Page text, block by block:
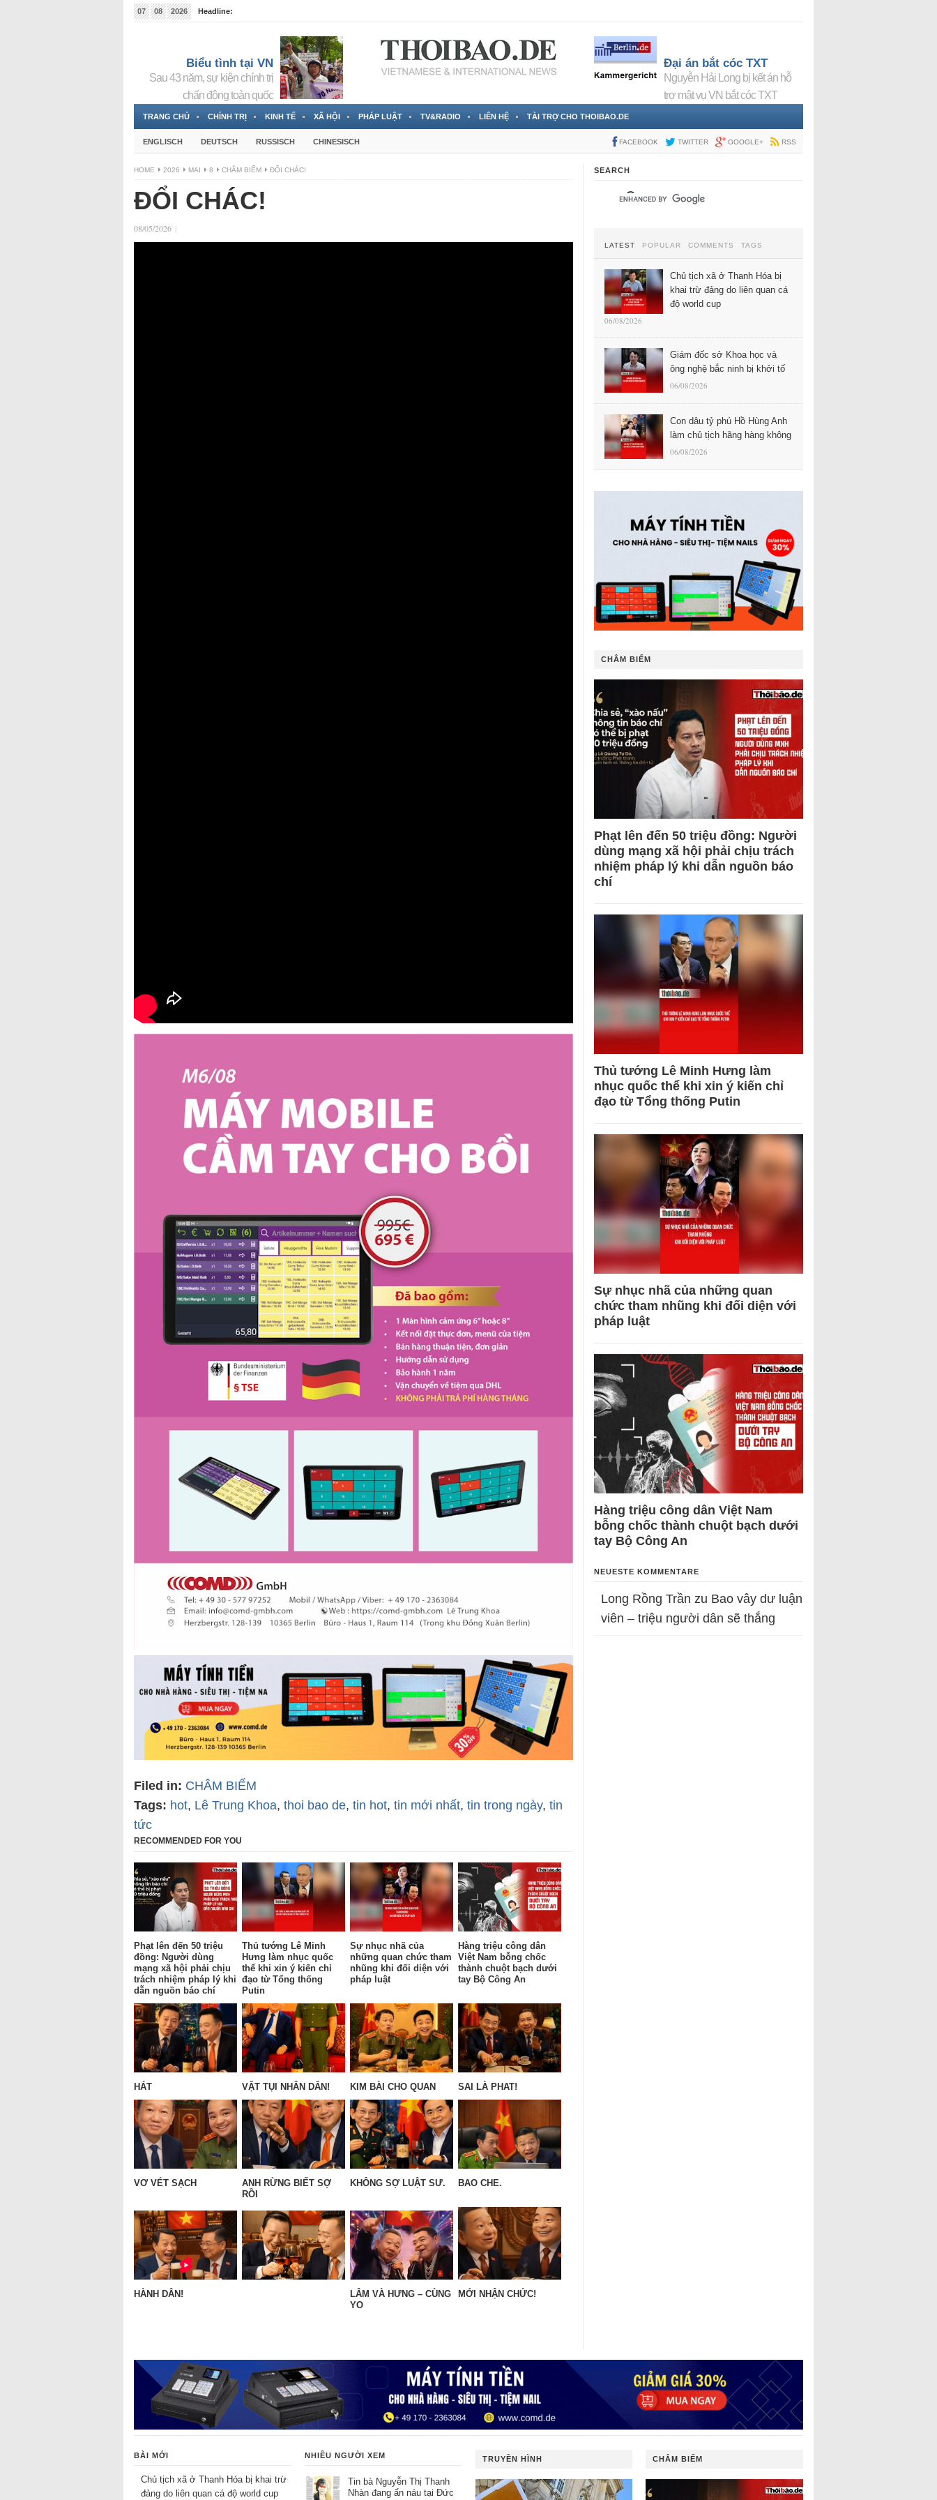
07 08 2026
Headline:
Biểu tình tại VN
Sau 43 năm, sự kiện chính trị
chấn động toàn quốc
Đại án bắt cóc TXT
Nguyễn Hải Long bị kết án hỗ
trợ mật vụ VN bắt cóc TXT
TRANG CHỦ CHÍNH TRỊ KINH TẾ XÃ HỘI PHÁP LUẬT TV&RADIO LIÊN HỆ TÀI TRỢ CHO THOIBAO.DE
ENGLISCH DEUTSCH RUSSISCH CHINESISCH FACEBOOK TWITTER GOOGLE+ RSS
HOME 2026 MAI 8 CHÂM BIẾM ĐỔI CHÁC!
ĐỔI CHÁC!
08/05/2026 |
Filed in: CHÂM BIẾM
Tags: hot, Lê Trung Khoa, thoi bao de, tin hot, tin mới nhất, tin trong ngày, tin
tức
RECOMMENDED FOR YOU
Phạt lên đến 50 triệu
đồng: Người dùng
mạng xã hội phải chịu
trách nhiệm pháp lý khi
dẫn nguồn báo chí
Thủ tướng Lê Minh
Hưng làm nhục quốc
thể khi xin ý kiến chỉ
đạo từ Tổng thống
Putin
Sự nhục nhã của
những quan chức tham
nhũng khi đối diện với
pháp luật
Hàng triệu công dân
Việt Nam bỗng chốc
thành chuột bạch dưới
tay Bộ Công An
HÁT VẶT TỤI NHÂN DÂN! KIM BÀI CHO QUAN SAI LÀ PHAT!
VƠ VÉT SẠCH
ANH RỪNG BIẾT SỢ
RỒI
KHÔNG SỢ LUẬT SƯ. BAO CHE.
HÀNH DÂN!
LÂM VÀ HƯNG – CÙNG
YO
MỚI NHẬN CHỨC!
SEARCH
LATEST POPULAR COMMENTS TAGS
Chủ tịch xã ở Thanh Hóa bị
khai trừ đảng do liên quan cá
độ world cup
06/08/2026
Giám đốc sở Khoa học và
ông nghệ bắc ninh bị khởi tố
06/08/2026
Con dâu tỷ phú Hồ Hùng Anh
làm chủ tịch hãng hàng không
06/08/2026
CHÂM BIẾM
Phạt lên đến 50 triệu đồng: Người
dùng mạng xã hội phải chịu trách
nhiệm pháp lý khi dẫn nguồn báo
chí
Thủ tướng Lê Minh Hưng làm
nhục quốc thể khi xin ý kiến chỉ
đạo từ Tổng thống Putin
Sự nhục nhã của những quan
chức tham nhũng khi đối diện với
pháp luật
Hàng triệu công dân Việt Nam
bỗng chốc thành chuột bạch dưới
tay Bộ Công An
NEUESTE KOMMENTARE
Long Rồng Trần zu Bao vây dư luận
viên – triệu người dân sẽ thắng
BÀI MỚI
Chủ tịch xã ở Thanh Hóa bị khai trừ
đảng do liên quan cá độ world cup
NHIỀU NGƯỜI XEM
Tin bà Nguyễn Thị Thanh
Nhàn đang ẩn náu tại Đức
TRUYỀN HÌNH CHÂM BIẾM